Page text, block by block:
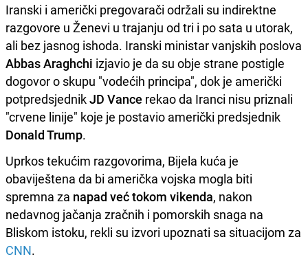
Iranski i američki pregovarači održali su indirektne
razgovore u Ženevi u trajanju od tri i po sata u utorak,
ali bez jasnog ishoda. Iranski ministar vanjskih poslova
Abbas Araghchi izjavio je da su obje strane postigle
dogovor o skupu "vodećih principa", dok je američki
potpredsjednikJD Vance rekao da Iranci nisu priznali
"crvene linije" koje je postavio američki predsjednik
Donald Trump.
Uprkos tekućim razgovorima, Bijela kuća je
obaviještena da bi američka vojska mogla biti
spremna za napad već tokom vikenda, nakon
nedavnog jačanja zračnih i pomorskih snaga na
Bliskom istoku, rekli su izvori upoznati sa situacijom za
CNN.